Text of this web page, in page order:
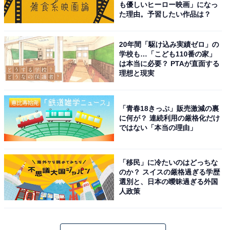
も優しいヒーロー映画」になっ
た理由。予習したい作品は？
20年間「駆け込み実績ゼロ」の
学校も…「こども110番の家」
は本当に必要？ PTAが直面する
理想と現実
「青春18きっぷ」販売激減の裏
に何が？ 連続利用の厳格化だけ
ではない「本当の理由」
「移民」に冷たいのはどっちな
のか？ スイスの厳格過ぎる学歴
選別と、日本の曖昧過ぎる外国
人政策